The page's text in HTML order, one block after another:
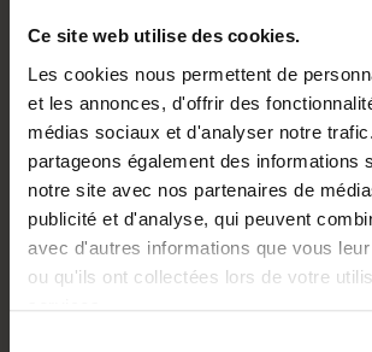
Ce site web utilise des cookies.
Les cookies nous permettent de
et les annonces, d'offrir des
médias sociaux et d'analyser notre
partageons également des informations
notre site avec nos partenaires de
publicité et d'analyse, qui peuvent
avec d'autres informations que vous
ou qu'ils ont collectées lors de votre
services.
Carte graphique
: Intel® HD
Connectivité étendue pour
polyvalent
L'HP 650 G5 propose une
s'adapter à tous vos besoins, que ce
présentations, le travail en réseau ou la
périphériques. Grâce à sonport HDMI
connexion rapide à un écran externe